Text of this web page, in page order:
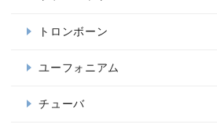
トロンボーン
ユーフォニアム
チューバ